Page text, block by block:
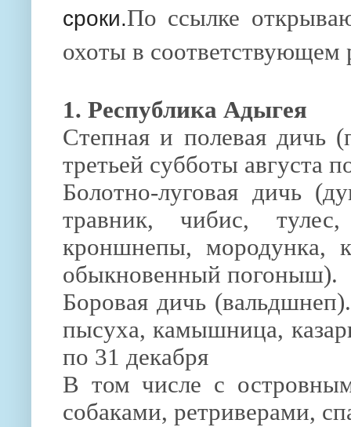
сроки.По ссылке
охоты в соответствующем
1. Республика Адыгея
Степная и полевая дичь
третьей субботы августа
Болотно-луговая дичь
травник, чибис,
кроншнепы, мородунка,
обыкновенный погоныш).
Боровая дичь
пысуха, камышница,
по 31 декабря
В том числе с
собаками, ретриверами,